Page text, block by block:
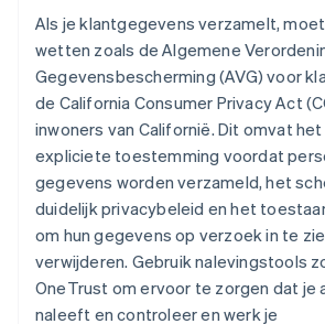
Als je klantgegevens verzamelt,
wetten zoals de Algemene
Gegevensbescherming (AVG) voor
de California Consumer Privacy Act
inwoners van Californië. Dit omvat
expliciete toestemming voordat
gegevens worden verzameld, het
duidelijk privacybeleid en het
om hun gegevens op verzoek in te
verwijderen. Gebruik nalevingstools
OneTrust om ervoor te zorgen dat je
naleeft en controleer en werk je